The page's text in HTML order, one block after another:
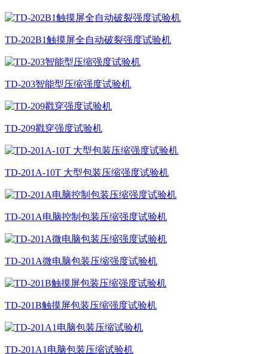
TD-202B1触摸屏全自动破裂强度试验机
TD-203智能型压缩强度试验机
TD-209戳穿强度试验机
TD-201A-10T 大型包装压缩强度试验机
TD-201A电脑控制包装压缩强度试验机
TD-201A微电脑包装压缩强度试验机
TD-201B触摸屏包装压缩强度试验机
TD-201A1电脑包装压缩试验机